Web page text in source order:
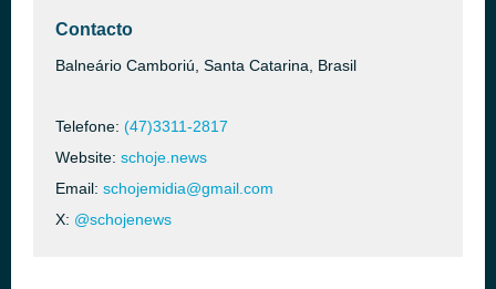
Contacto
Balneário Camboriú, Santa Catarina, Brasil
Telefone: (47)3311-2817
Website: schoje.news
Email: schojemidia@gmail.com
X: @schojenews